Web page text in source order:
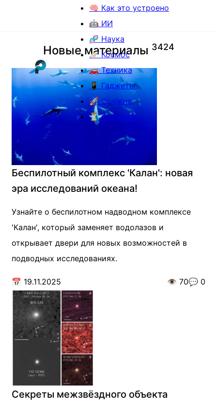
🧠 Как это устроено
🤖 ИИ
🧬 Наука
🪐 Космос
🚗 Техника
📱 Гаджеты
🚀 Оружие
⏳ История
Новые материалы 3424
Беспилотный комплекс 'Калан': новая
эра исследований океана!
Узнайте о беспилотном надводном комплексе
'Калан', который заменяет водолазов и
открывает двери для новых возможностей в
подводных исследованиях.
📅 19.11.2025 👁️ 70💬 0
Секреты межзвёздного объекта